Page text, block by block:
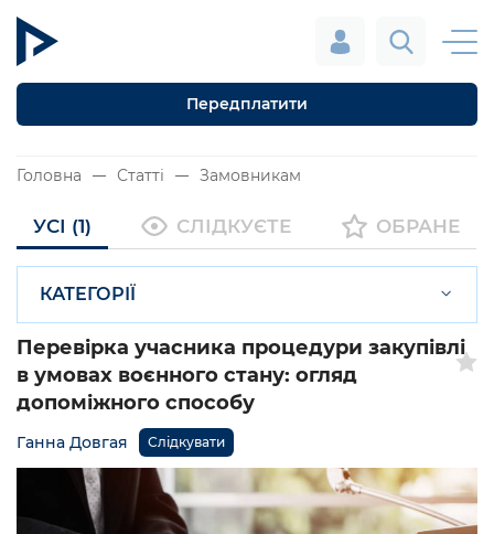
Передплатити
Головна Статті Замовникам
УСІ (1) СЛІДКУЄТЕ ОБРАНЕ
КАТЕГОРІЇ
Перевірка учасника процедури закупівлі
в умовах воєнного стану: огляд
допоміжного способу
Ганна Довгая Слідкувати